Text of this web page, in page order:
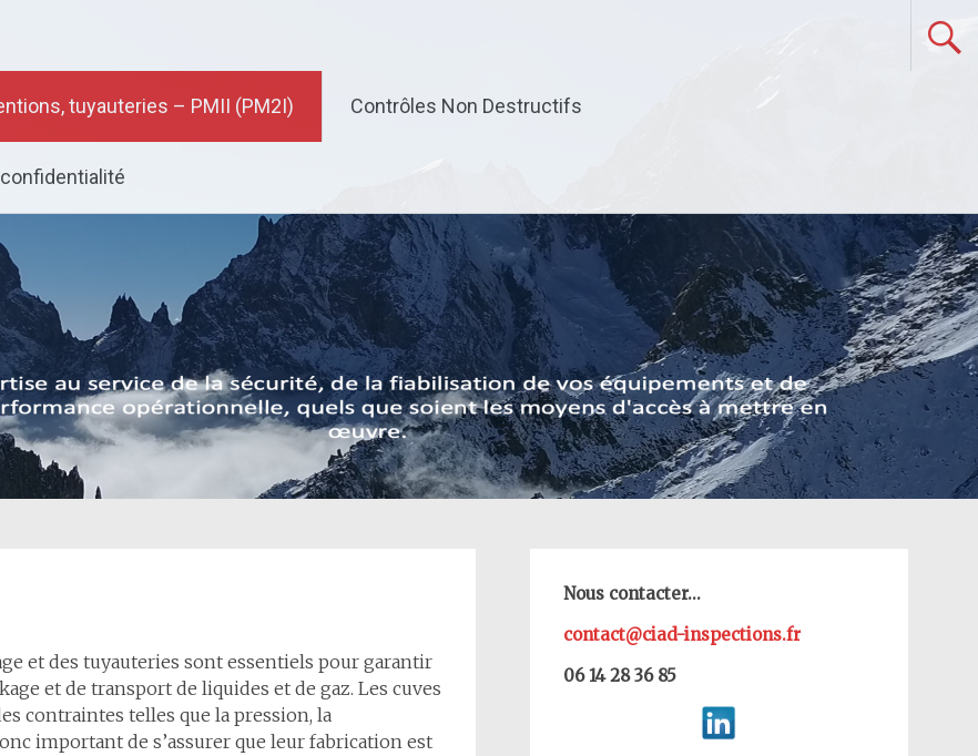
tuyauteries – PMII (PM2I) Contrôles Non Destructifs
et des tuyauteries sont essentiels pour garantir
et de transport de liquides et de gaz. Les cuves
contraintes telles que la pression, la
important de s’assurer que leur fabrication est
Nous contacter...
contact@ciad-inspections.fr
06 14 28 36 85